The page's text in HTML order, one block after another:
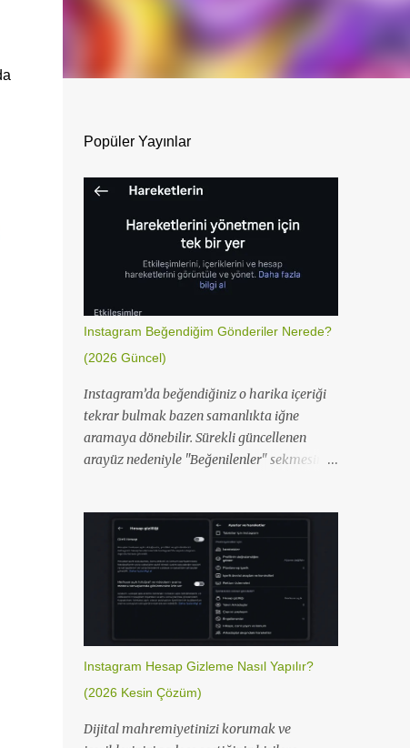
Popüler Yayınlar
Instagram Beğendiğim Gönderiler Nerede?
(2026 Güncel)
Instagram’da beğendiğiniz o harika içeriği
tekrar bulmak bazen samanlıkta iğne
aramaya dönebilir. Sürekli güncellenen
arayüz nedeniyle "Beğenilenler" sekmesinin
Bulma Instagram, kullanıcı deneyimini
artırmak için bu özelliği Hareketlerin
bölümü altına taşıdı. İşte hem mobilde hem
masaüstünde saniyeler içinde
beğendiklerinize ulaşma yolu: Instagram
Mobil Uygulamasında Adımlar Profil
Sağ üst köşedeki üç çizgili (menü) simgesine
tıklayın. Açılan listeden Hareketlerin
sekmesine giriş yapın. Etkileşimle r
seçeneğine dokunun. Beğenmeler kısmına
Instagram Hesap Gizleme Nasıl Yapılır?
(2026 Kesin Çözüm)
Dijital mahremiyetinizi korumak ve